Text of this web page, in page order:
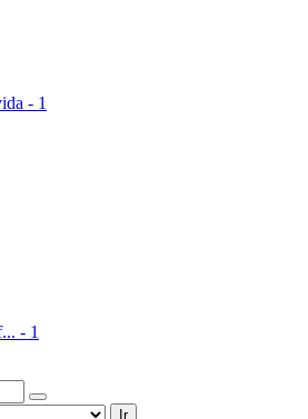
- 1
- 1
Ir